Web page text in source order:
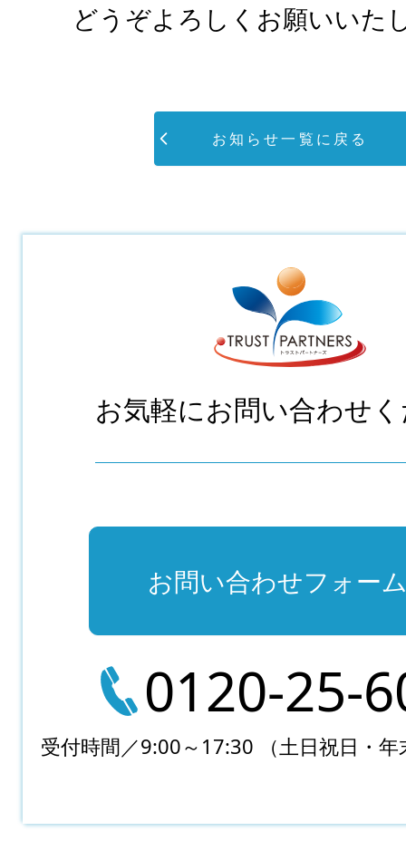
どうぞよろしくお願いいた
お知らせ一覧に戻る
お気軽にお問い合わせ
お問い合わせフォー
0120-25-
受付時間／9:00～17:30 （土日祝日・